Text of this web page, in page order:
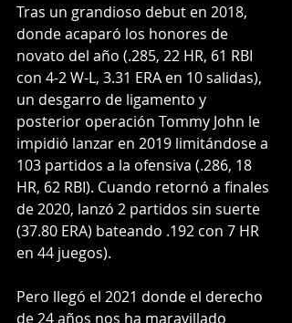
Tras un grandioso debut en 2018,
donde acaparó los honores de
novato del año (.285, 22 HR, 61 RBI
con 4-2 W-L, 3.31 ERA en 10 salidas),
un desgarro de ligamento y
posterior operación Tommy John le
impidió lanzar en 2019 limitándose a
103 partidos a la ofensiva (.286, 18
HR, 62 RBI). Cuando retornó a finales
de 2020, lanzó 2 partidos sin suerte
(37.80 ERA) bateando .192 con 7 HR
en 44 juegos).
Pero llegó el 2021 donde el derecho
de 24 años nos ha maravillado